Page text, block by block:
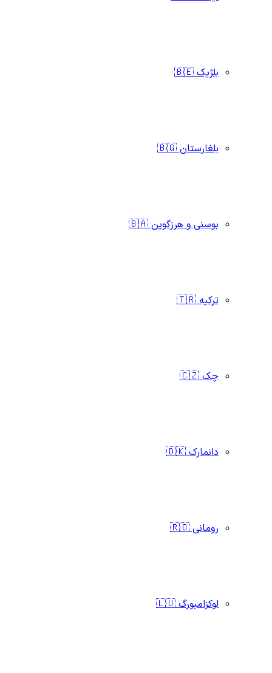
بلژیک 🇧🇪
بلغارستان 🇧🇬
بوسنی و هرزگوین 🇧🇦
ترکیه 🇹🇷
چک 🇨🇿
دانمارک 🇩🇰
رومانی 🇷🇴
لوکزامبورگ 🇱🇺